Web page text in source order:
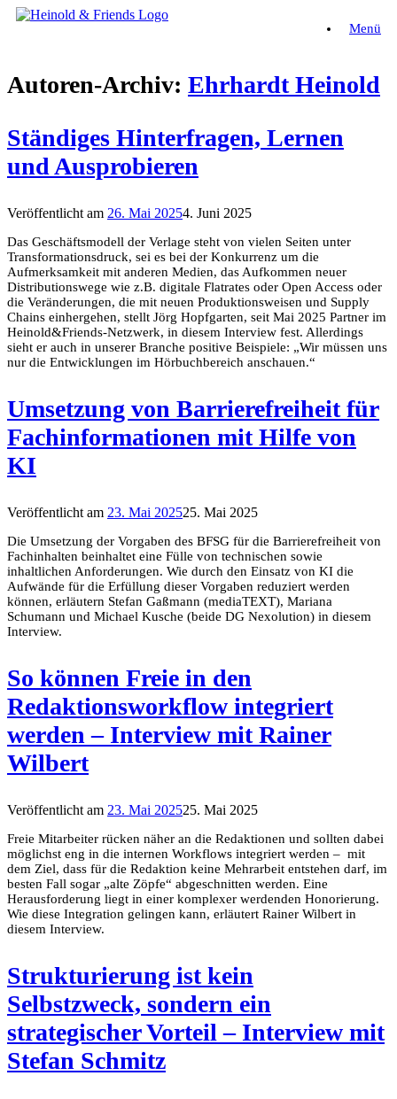
Zum
Menü
Autoren-Archiv: Ehrhardt Heinold
Ständiges Hinterfragen, Lernen
und Ausprobieren
Veröffentlicht am 26. Mai 20254. Juni 2025
Das Geschäftsmodell der Verlage steht von vielen Seiten unter
Transformationsdruck, sei es bei der Konkurrenz um die
Aufmerksamkeit mit anderen Medien, das Aufkommen neuer
Distributionswege wie z.B. digitale Flatrates oder Open Access oder
die Veränderungen, die mit neuen Produktionsweisen und Supply
Chains einhergehen, stellt Jörg Hopfgarten, seit Mai 2025 Partner im
Heinold&Friends-Netzwerk, in diesem Interview fest. Allerdings
sieht er auch in unserer Branche positive Beispiele: „Wir müssen uns
nur die Entwicklungen im Hörbuchbereich anschauen.“
Umsetzung von Barrierefreiheit für
Fachinformationen mit Hilfe von
KI
Veröffentlicht am 23. Mai 202525. Mai 2025
Die Umsetzung der Vorgaben des BFSG für die Barrierefreiheit von
Fachinhalten beinhaltet eine Fülle von technischen sowie
inhaltlichen Anforderungen. Wie durch den Einsatz von KI die
Aufwände für die Erfüllung dieser Vorgaben reduziert werden
können, erläutern Stefan Gaßmann (mediaTEXT), Mariana
Schumann und Michael Kusche (beide DG Nexolution) in diesem
Interview.
So können Freie in den
Redaktionsworkflow integriert
werden – Interview mit Rainer
Wilbert
Veröffentlicht am 23. Mai 202525. Mai 2025
Freie Mitarbeiter rücken näher an die Redaktionen und sollten dabei
möglichst eng in die internen Workflows integriert werden – mit
dem Ziel, dass für die Redaktion keine Mehrarbeit entstehen darf, im
besten Fall sogar „alte Zöpfe“ abgeschnitten werden. Eine
Herausforderung liegt in einer komplexer werdenden Honorierung.
Wie diese Integration gelingen kann, erläutert Rainer Wilbert in
diesem Interview.
Strukturierung ist kein
Selbstzweck, sondern ein
strategischer Vorteil – Interview mit
Stefan Schmitz